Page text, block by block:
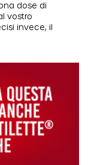
dose di
vostro
invece, il